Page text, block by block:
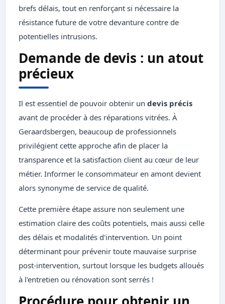
brefs délais, tout en renforçant si nécessaire la
résistance future de votre devanture contre de
potentielles intrusions.
Demande de devis : un atout
précieux
Il est essentiel de pouvoir obtenir un devis précis
avant de procéder à des réparations vitrées. À
Geraardsbergen, beaucoup de professionnels
privilégient cette approche afin de placer la
transparence et la satisfaction client au cœur de leur
métier. Informer le consommateur en amont devient
alors synonyme de service de qualité.
Cette première étape assure non seulement une
estimation claire des coûts potentiels, mais aussi celle
des délais et modalités d'intervention. Un point
déterminant pour prévenir toute mauvaise surprise
post-intervention, surtout lorsque les budgets alloués
à l'entretien ou rénovation sont serrés !